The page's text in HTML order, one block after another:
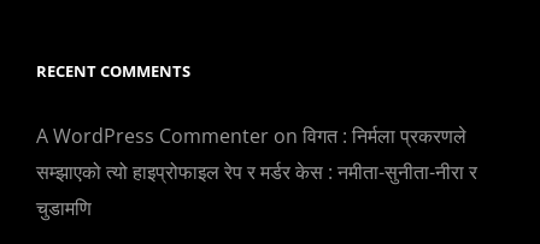
RECENT COMMENTS
A WordPress Commenter on विगत : निर्मला प्रकरणले
सम्झाएको त्यो हाइप्रोफाइल रेप र मर्डर केस : नमीता-सुनीता-नीरा र
चुडामणि